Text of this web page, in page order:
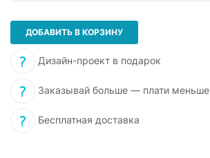
ДОБАВИТЬ В КОРЗИНУ
Дизайн-проект в подарок
Заказывай больше — плати меньше
Бесплатная доставка